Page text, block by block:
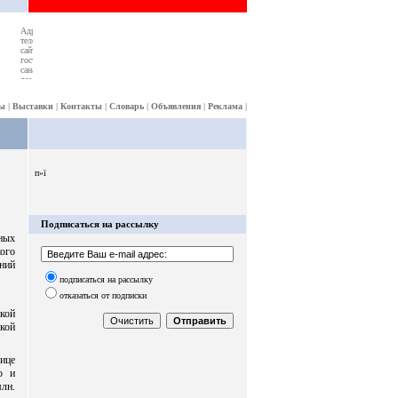
| Выставки | Контакты | Словарь | Объявления | Реклама |
и
п»ї
Подписаться на рассылку
подписаться на рассылку
отказаться от подписки